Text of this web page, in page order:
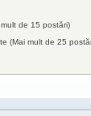
de 15 postări)
(Mai mult de 25